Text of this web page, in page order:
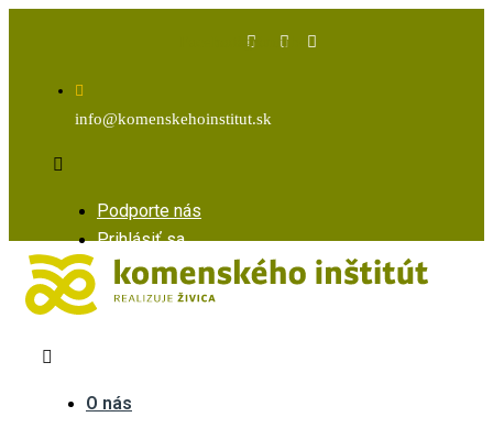
InstagramYoutube
info@komenskehoinstitut.sk
Podporte nás
Prihlásiť sa
O nás